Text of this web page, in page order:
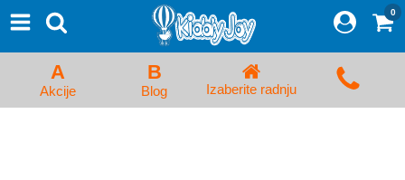
Proizvodi
Početna Prijava/Registracija
Kolica za bebe i dečija kolica
0
A
Akcije
B
Blog Izaberite radnju